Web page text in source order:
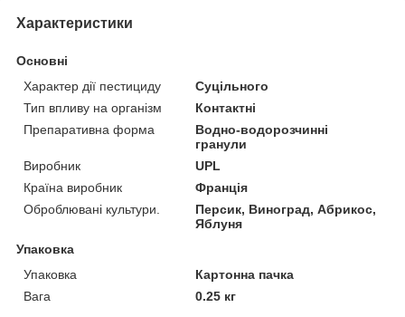
Характеристики
Основні
Характер дії пестициду
Суцільного
Тип впливу на організм
Контактні
Препаративна форма
Водно-водорозчинні
гранули
Виробник
UPL
Країна виробник
Франція
Оброблювані культури.
Персик, Виноград, Абрикос,
Яблуня
Упаковка
Упаковка
Картонна пачка
Вага
0.25 кг